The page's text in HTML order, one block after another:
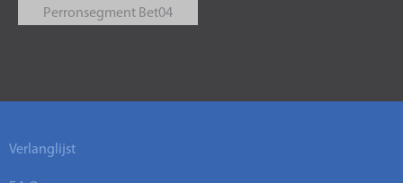
Perronsegment Bet04
Verlanglijst